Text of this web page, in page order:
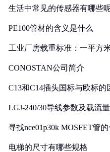
生活中常见的传感器有哪些
PE100管材的含义是什么
工业厂房载重标准：一平方
CONOSTAN公司简介
C13和C14插头国标与欧标
LGJ-240/30导线参数及载流
寻找nce01p30k MOSFET管
电梯的尺寸有哪些规格